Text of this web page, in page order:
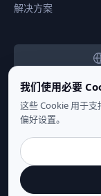
我们使用必要
这些 Cookie 用于
偏好设置。
解决方案